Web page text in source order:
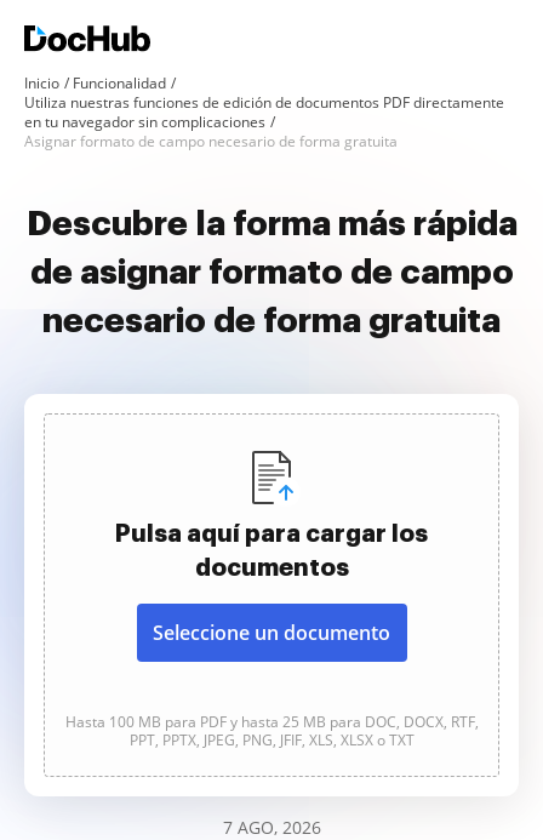
Inicio
Funcionalidad
Utiliza nuestras funciones de edición de documentos PDF directamente
en tu navegador sin complicaciones
Asignar formato de campo necesario de forma gratuita
Descubre la forma más rápida
de asignar formato de campo
necesario de forma gratuita
Pulsa aquí para cargar los
documentos
Seleccione un documento
Hasta 100 MB para PDF y hasta 25 MB para DOC, DOCX, RTF,
PPT, PPTX, JPEG, PNG, JFIF, XLS, XLSX o TXT
7 AGO, 2026